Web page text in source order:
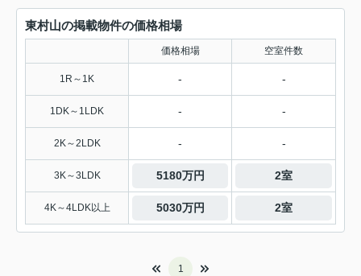
東村山の掲載物件の価格相場
価格相場 空室件数
1R～1K - -
1DK～1LDK - -
2K～2LDK - -
3K～3LDK 5180万円 2室
4K～4LDK以上 5030万円 2室
1